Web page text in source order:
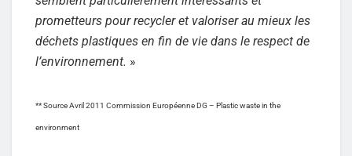
prometteurs pour recycler et valoriser au mieux les
déchets plastiques en fin de vie dans le respect de
l’environnement. »
** Source Avril 2011 Commission Européenne DG – Plastic waste in the
environment